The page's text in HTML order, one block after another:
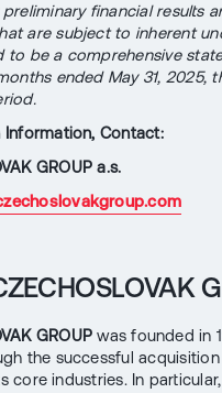
financial results
are subject to inherent
to be a comprehensive
ended May 31, 2025,
Information, Contact:
GROUP a.s.
GROUPwas founded in
the successful
core industries. In